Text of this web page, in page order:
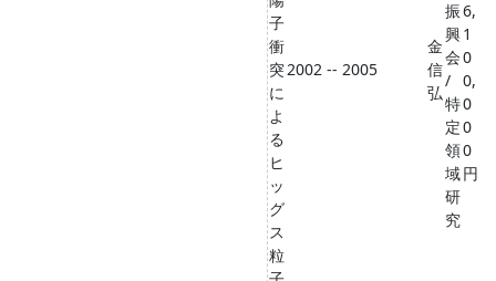
子
衝
突
に
よ
る
ヒ
ッ
グ
ス
粒
2002 -- 2005
金
信
弘
振
興
会
/
特
定
領
域
研
究
6,
1
0
0,
0
0
0
円